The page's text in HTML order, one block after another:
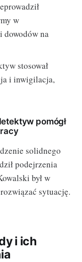
w
dowodów na
stosował
i inwigilacja,
pomógł
solidnego
podejrzenia
był w
sytuację.
i ich